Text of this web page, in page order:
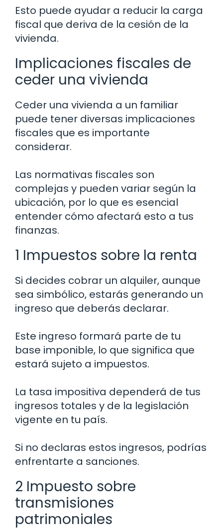
Esto puede ayudar a reducir la carga
fiscal que deriva de la cesión de la
vivienda.
Implicaciones fiscales de
ceder una vivienda
Ceder una vivienda a un familiar
puede tener diversas implicaciones
fiscales que es importante
considerar.
Las normativas fiscales son
complejas y pueden variar según la
ubicación, por lo que es esencial
entender cómo afectará esto a tus
finanzas.
1 Impuestos sobre la renta
Si decides cobrar un alquiler, aunque
sea simbólico, estarás generando un
ingreso que deberás declarar.
Este ingreso formará parte de tu
base imponible, lo que significa que
estará sujeto a impuestos.
La tasa impositiva dependerá de tus
ingresos totales y de la legislación
vigente en tu país.
Si no declaras estos ingresos, podrías
enfrentarte a sanciones.
2 Impuesto sobre
transmisiones
patrimoniales